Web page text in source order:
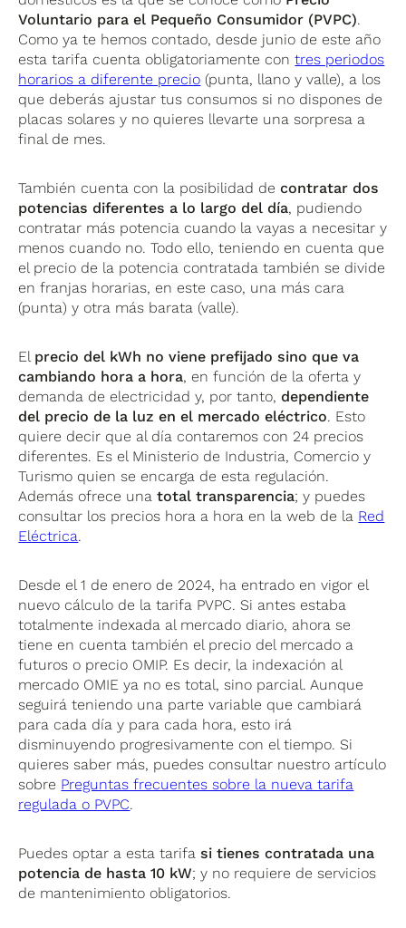
Voluntario para el Pequeño Consumidor (PVPC).
Como ya te hemos contado, desde junio de este año
esta tarifa cuenta obligatoriamente contres periodos
horarios a diferente precio (punta, llano y valle), a los
que deberás ajustar tus consumos si no dispones de
placas solares y no quieres llevarte una sorpresa a
final de mes.
También cuenta con la posibilidad decontratar dos
potencias diferentes a lo largo del día, pudiendo
contratar más potencia cuando la vayas a necesitar y
menos cuando no. Todo ello, teniendo en cuenta que
el precio de la potencia contratada también se divide
en franjas horarias, en este caso, una más cara
(punta) y otra más barata (valle).
El precio del kWh no viene prefijado sino que va
cambiando hora a hora, en función de la oferta y
demanda de electricidad y, por tanto, dependiente
del precio de la luz en el mercado eléctrico. Esto
quiere decir que al día contaremos con 24 precios
diferentes. Es el Ministerio de Industria, Comercio y
Turismo quien se encarga de esta regulación.
Además ofrece unatotal transparencia; y puedes
consultar los precios hora a hora en la web de la Red
Eléctrica.
Desde el 1 de enero de 2024, ha entrado en vigor el
nuevo cálculo de la tarifa PVPC. Si antes estaba
totalmente indexada al mercado diario, ahora se
tiene en cuenta también el precio del mercado a
futuros o precio OMIP. Es decir, la indexación al
mercado OMIE ya no es total, sino parcial. Aunque
seguirá teniendo una parte variable que cambiará
para cada día y para cada hora, esto irá
disminuyendo progresivamente con el tiempo. Si
quieres saber más, puedes consultar nuestro artículo
sobre Preguntas frecuentes sobre la nueva tarifa
regulada o PVPC.
Puedes optar a esta tarifasi tienes contratada una
potencia de hasta 10 kW; y no requiere de servicios
de mantenimiento obligatorios.